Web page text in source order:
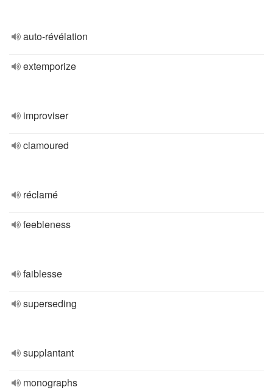
auto-révélation
extemporize
improviser
clamoured
réclamé
feebleness
faiblesse
superseding
supplantant
monographs